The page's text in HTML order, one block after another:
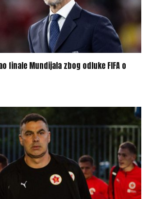
finale Mundijala zbog odluke FIFA o